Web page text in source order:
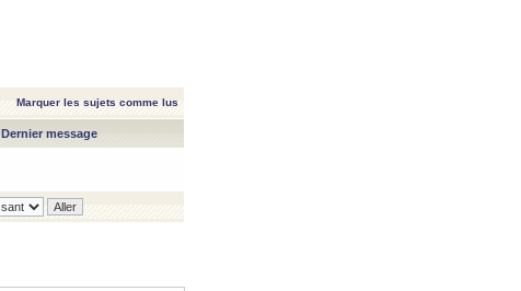
Marquer les sujets comme lus
Dernier message